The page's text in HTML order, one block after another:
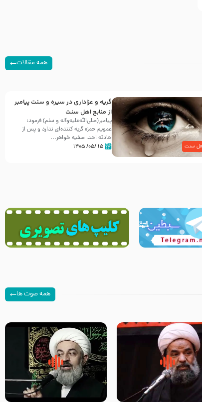
همه مقالات
سنت
گریه و عزاداری در سیره و سنت پیامبر
از منابع اهل سنت
پیامبر(صلی‌الله‌علیه‌وآله و سلم) فرمود:
عمویم حمزه گریه کننده‌ای ندارد و پس از
حادثه احد، صفیه خواهر...
۱۵ /۰۵/ ۱۴۰۵
همه صوت ها
جوانی که امام حسین علیه
خودش جوابش را دادند
زیارتی که اسباب رزق زیاد و عمر
طولانی است حجت السلام حسین